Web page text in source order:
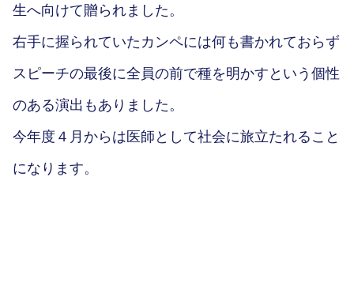
生へ向けて贈られました。
右手に握られていたカンペには何も書かれておらず
スピーチの最後に全員の前で種を明かすという個性
のある演出もありました。
今年度４月からは医師として社会に旅立たれること
になります。